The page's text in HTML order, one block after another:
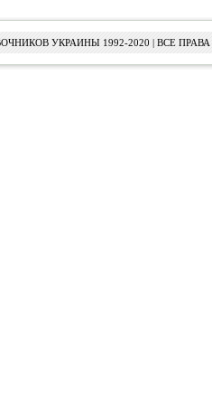
УКРАИНЫ 1992-2020 | ВСЕ